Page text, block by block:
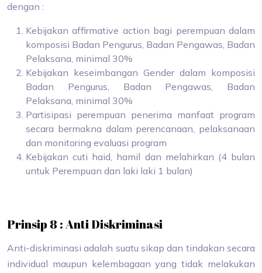
dengan :
Kebijakan affirmative action bagi perempuan dalam
komposisi Badan Pengurus, Badan Pengawas, Badan
Pelaksana, minimal 30%
Kebijakan keseimbangan Gender dalam komposisi
Badan Pengurus, Badan Pengawas, Badan
Pelaksana, minimal 30%
Partisipasi perempuan penerima manfaat program
secara bermakna dalam perencanaan, pelaksanaan
dan monitoring evaluasi program
Kebijakan cuti haid, hamil dan melahirkan (4 bulan
untuk Perempuan dan laki laki 1 bulan)
Prinsip 8 : Anti Diskriminasi
Anti-diskriminasi adalah suatu sikap dan tindakan secara
individual maupun kelembagaan yang tidak melakukan